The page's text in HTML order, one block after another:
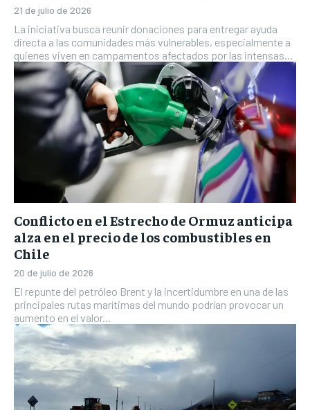
21 de julio de 2026
La iniciativa busca reunir donaciones para entregar ayuda
directa a las comunidades más vulnerables, especialmente a
quienes viven en campamentos afectados por las intensas...
Conflicto en el Estrecho de Ormuz anticipa
alza en el precio de los combustibles en
Chile
20 de julio de 2026
El repunte del petróleo Brent y la incertidumbre en una de las
principales rutas marítimas del mundo podrían provocar un
aumento en el valor...